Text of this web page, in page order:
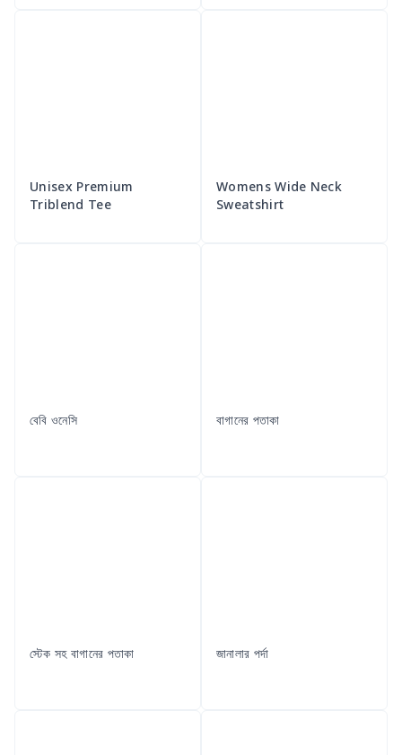
Unisex Premium
Triblend Tee
Womens Wide Neck
Sweatshirt
বেবি ওনেসি বাগানের পতাকা
স্টেক সহ বাগানের পতাকা জানালার পর্দা